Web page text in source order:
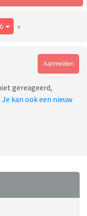
6 »
Aanmelden
gereageerd,
Je kan ook een nieuw